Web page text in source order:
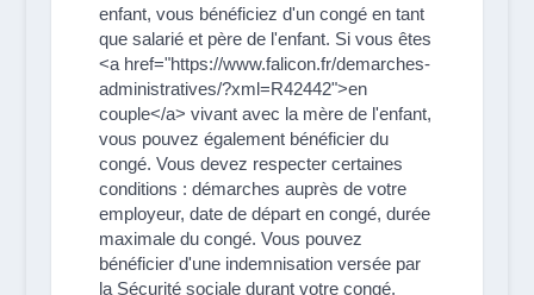
enfant, vous bénéficiez d'un congé en tant
que salarié et père de l'enfant. Si vous êtes
<a href="https://www.falicon.fr/demarches-
administratives/?xml=R42442">en
couple</a> vivant avec la mère de l'enfant,
vous pouvez également bénéficier du
congé. Vous devez respecter certaines
conditions : démarches auprès de votre
employeur, date de départ en congé, durée
maximale du congé. Vous pouvez
bénéficier d'une indemnisation versée par
la Sécurité sociale durant votre congé.